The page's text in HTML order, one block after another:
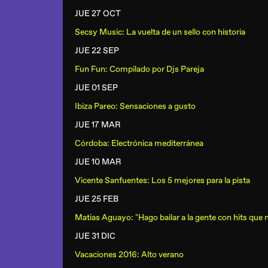
JUE 27 OCT
Secsy Music: La vuelta de un sello con historia
JUE 22 SEP
Fun Fun: Compilado por Djs Pareja
JUE 01 SEP
Ibiza Pareo: Sensaciones a gusto
JUE 17 MAR
Córdoba: Electrónica mediterránea
JUE 10 MAR
Vicente Sanfuentes: Los 5 mejores para la pista
JUE 25 FEB
Matias Aguayo: "Hago bailar a la gente con hits que
JUE 31 DIC
Vacaciones 2016: Alto verano